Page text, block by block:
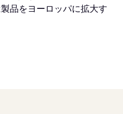
品をヨーロッパに拡大す